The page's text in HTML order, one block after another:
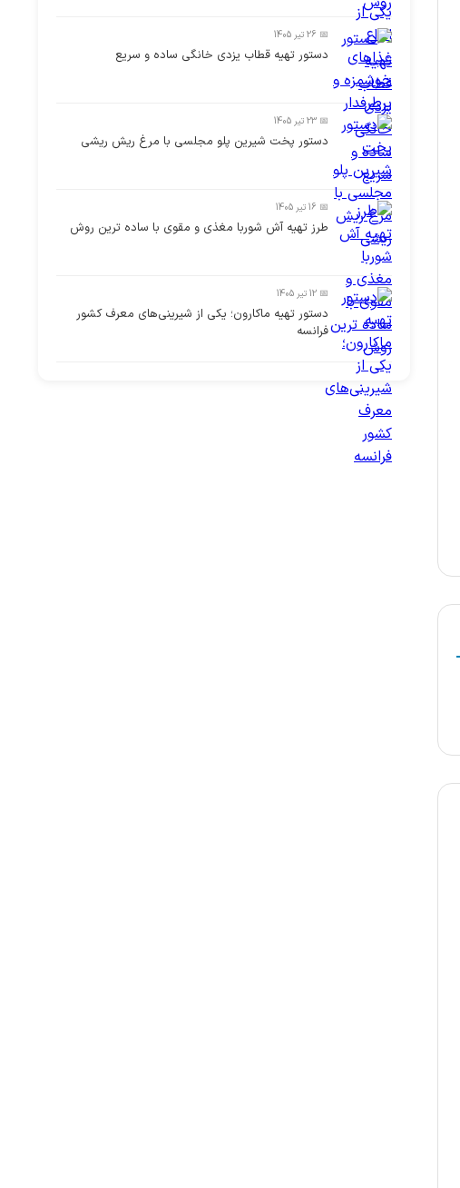
📅 26 تیر 1405
دستور تهیه قطاب یزدی خانگی ساده و سریع
📅 23 تیر 1405
دستور پخت شیرین پلو مجلسی با مرغ ریش ریشی
📅 16 تیر 1405
طرز تهیه آش شوربا مغذی و مقوی با ساده ترین روش
📅 12 تیر 1405
دستور تهیه ماکارون؛ یکی از شیرینی‌های معرف کشور
فرانسه